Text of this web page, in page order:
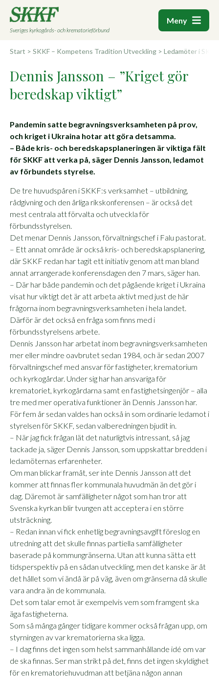
Sveriges kyrkogårds- och krematorieförbund
Meny
Start > SKKF – Kompetens Tradition Utveckling > Ledamöter i
Dennis Jansson – ”Kriget gör
beredskap viktigt”
Pandemin satte begravningsverksamheten på prov,
och kriget i Ukraina hotar att göra detsamma.
– Både kris- och beredskapsplaneringen är viktiga fält
för SKKF att verka på, säger Dennis Jansson, ledamot
av förbundets styrelse.
De tre huvudspåren i SKKF:s verksamhet – utbildning,
rådgivning och den årliga rikskonferensen – är också det
mest centrala att förvalta och utveckla för
förbundsstyrelsen.
Det menar Dennis Jansson, förvaltningschef i Falu pastorat.
– Ett annat område är också kris- och beredskapsplanering,
där SKKF redan har tagit ett initiativ genom att man bland
annat arrangerade konferensdagen den 7 mars, säger han.
– Där har både pandemin och det pågående kriget i Ukraina
visat hur viktigt det är att arbeta aktivt med just de här
frågorna inom begravningsverksamheten i hela landet.
Därför är det också en fråga som finns med i
förbundsstyrelsens arbete.
Dennis Jansson har arbetat inom begravningsverksamheten
mer eller mindre oav­brutet sedan 1984, och är sedan 2007
förvaltningschef med ansvar för fastigheter, krematorium
och kyrkogårdar. Under sig har han ansvariga för
krematoriet, kyrkogårdarna samt en fastighetsingenjör – alla
tre med mer operativa funktioner än Dennis Jansson har.
För fem år sedan valdes han också in som ordinarie ledamot i
styrelsen för SKKF, sedan valberedningen bjudit in.
– När jag fick frågan lät det naturligtvis intressant, så jag
tackade ja, säger Dennis Jansson, som uppskattar bredden i
ledamöternas erfarenheter.
Om man blickar framåt, ser inte Dennis Jansson att det
kommer att finnas fler kommunala huvudmän än det gör i
dag. Däremot är samfälligheter något som han tror att
Svenska kyrkan blir tvungen att acceptera i en större
utsträckning.
– Redan innan vi fick enhetlig begravningsavgift föreslog en
utredning att det skulle finnas partiella samfälligheter
baserade på kommungränserna. Utan att kunna sätta ett
tidsperspektiv på en sådan utveckling, men det kanske är åt
det hållet som vi ändå är på väg, även om gränserna då skulle
vara andra än de kommunala.
Det som talar emot är exempelvis vem som framgent ska
äga fastigheterna.
Som så många gånger tidigare kommer också frågan upp, om
styrningen av var krematorierna ska ligga.
– I dag finns det ingen som helst sammanhållande idé om var
de ska finnas. Ser man strikt på det, finns det ingen skyldighet
för en krematoriehuvudman att betjäna någon annan